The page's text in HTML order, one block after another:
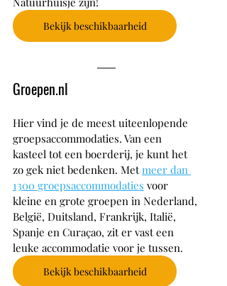
Bekijk beschikbaarheid
Groepen.nl
Hier vind je de meest uiteenlopende
groepsaccommodaties. Van een
kasteel tot een boerderij, je kunt het
zo gek niet bedenken. Met meer dan
1300 groepsaccommodaties voor
kleine en grote groepen in Nederland,
België, Duitsland, Frankrijk, Italië,
Spanje en Curaçao, zit er vast een
leuke accommodatie voor je tussen.
Bekijk beschikbaarheid